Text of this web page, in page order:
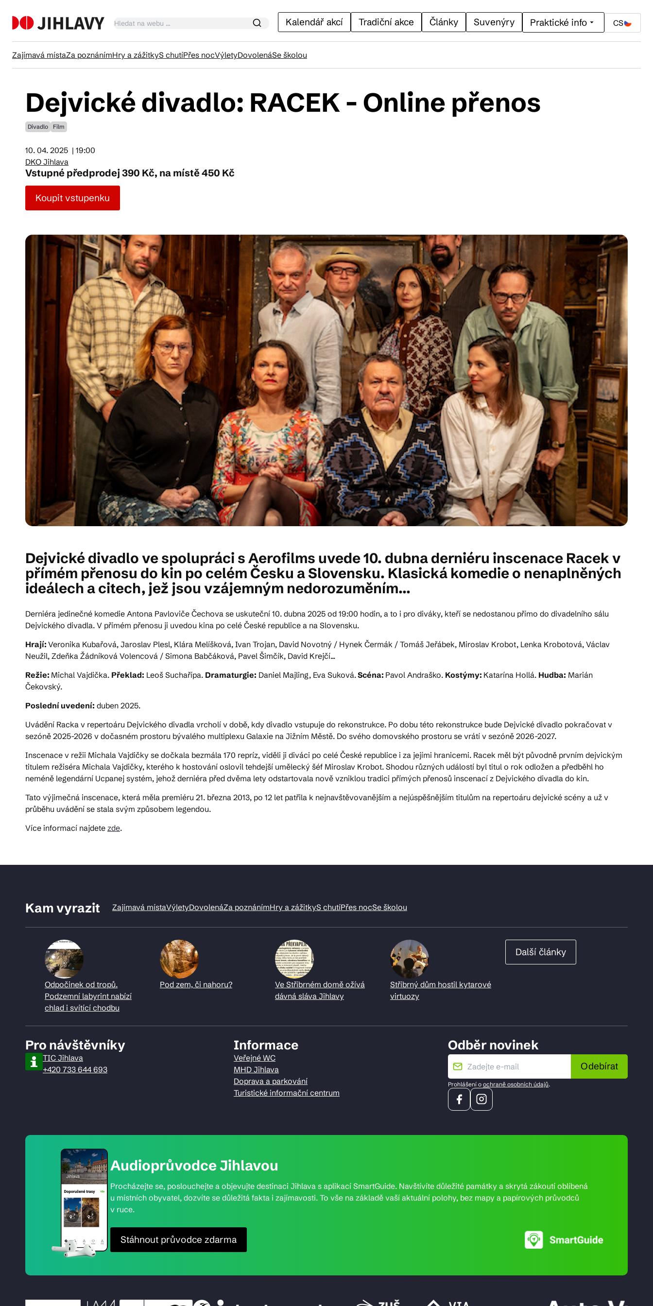
Kalendář akcí Tradiční akce Články Suvenýry Praktické info CS
Zajímavá místaZa poznánímHry a zážitkyS chutíPřes nocVýletyDovolenáSe školou
Kalendář akcí
Články
Praktické info
Kam vyrazit
CS EN DE
© 2026 Brána Jihlavy
Dejvické divadlo: RACEK - Online přenos
Divadlo Film
10. 04. 2025 | 19:00
DKO Jihlava
Vstupné předprodej 390 Kč, na místě 450 Kč
Koupit vstupenku
Dejvické divadlo ve spolupráci s Aerofilms uvede 10. dubna derniéru inscenace Racek v
přímém přenosu do kin po celém Česku a Slovensku. Klasická komedie o nenaplněných
ideálech a citech, jež jsou vzájemným nedorozuměním...
Derniéra jedinečné komedie Antona Pavloviče Čechova se uskuteční 10. dubna 2025 od 19:00 hodin, a to i pro diváky, kteří se nedostanou přímo do divadelního sálu
Dejvického divadla. V přímém přenosu ji uvedou kina po celé České republice a na Slovensku.
Hrají: Veronika Kubařová, Jaroslav Plesl, Klára Melíšková, Ivan Trojan, David Novotný / Hynek Čermák / Tomáš Jeřábek, Miroslav Krobot, Lenka Krobotová, Václav
Neužil, Zdeňka Žádníková Volencová / Simona Babčáková, Pavel Šimčík, David Krejčí...
Režie: Michal Vajdička. Překlad: Leoš Suchařípa. Dramaturgie: Daniel Majling, Eva Suková.Scéna: Pavol Andraško. Kostýmy: Katarína Hollá. Hudba: Marián
Čekovský.
Poslední uvedení: duben 2025.
Uvádění Racka v repertoáru Dejvického divadla vrcholí v době, kdy divadlo vstupuje do rekonstrukce. Po dobu této rekonstrukce bude Dejvické divadlo pokračovat v
sezóně 2025-2026 v dočasném prostoru bývalého multiplexu Galaxie na Jižním Městě. Do svého domovského prostoru se vrátí v sezóně 2026-2027.
Inscenace v režii Michala Vajdičky se dočkala bezmála 170 repríz, viděli ji diváci po celé České republice i za jejími hranicemi. Racek měl být původně prvním dejvickým
titulem režiséra Michala Vajdičky, kterého k hostování oslovil tehdejší umělecký šéf Miroslav Krobot. Shodou různých událostí byl titul o rok odložen a předběhl ho
neméně legendární Ucpanej systém, jehož derniéra před dvěma lety odstartovala nově vzniklou tradici přímých přenosů inscenací z Dejvického divadla do kin.
Tato výjimečná inscenace, která měla premiéru 21. března 2013, po 12 let patřila k nejnavštěvovanějším a nejúspěšnějším titulům na repertoáru dejvické scény a už v
průběhu uvádění se stala svým způsobem legendou.
Více informací najdete zde.
Kam vyrazit Zajímavá místaVýletyDovolenáZa poznánímHry a zážitkyS chutíPřes nocSe školou
Odpočinek od tropů.
Podzemní labyrint nabízí
chlad i svítící chodbu
Pod zem, či nahoru?
Ve Stříbrném domě ožívá
dávná sláva Jihlavy
Stříbrný dům hostil kytarové
virtuozy
Další články
Pro návštěvníky
TIC Jihlava
+420 733 644 693
Informace
Veřejné WC
MHD Jihlava
Doprava a parkování
Turistické informační centrum
Odběr novinek
Odebírat
Prohlášení o ochraně osobních údajů.
Audioprůvodce Jihlavou
Procházejte se, poslouchejte a objevujte destinaci Jihlava s aplikací SmartGuide. Navštívíte důležité památky a skrytá zákoutí oblíbená
u místních obyvatel, dozvíte se důležitá fakta i zajímavosti. To vše na základě vaší aktuální polohy, bez mapy a papírových průvodců
v ruce.
Stáhnout průvodce zdarma